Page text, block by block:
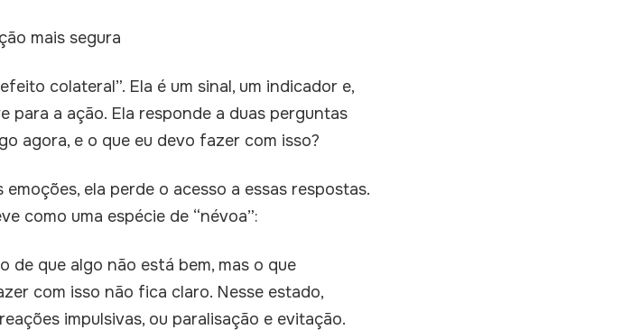
mais segura
colateral”. Ela é um sinal, um indicador e,
para a ação. Ela responde a duas perguntas
agora, e o que eu devo fazer com isso?
ela perde o acesso a essas respostas.
como uma espécie de “névoa”:
de que algo não está bem, mas o que
com isso não fica claro. Nesse estado,
impulsivas, ou paralisação e evitação.